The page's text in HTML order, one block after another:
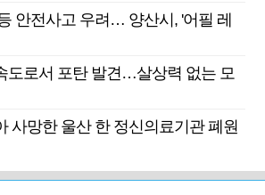
안전사고 우려… 양산시, '어필 레
도로서 포탄 발견…살상력 없는 모
사망한 울산 한 정신의료기관 폐원